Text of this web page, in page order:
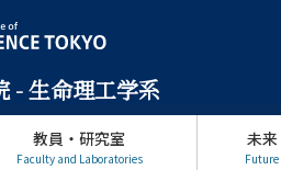
- 生命理工学系
教員・研究室
Faculty and Laboratories
未来
Future